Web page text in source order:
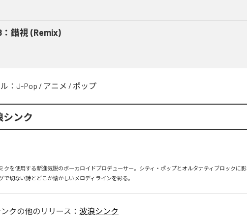
： 錯視 (Remix)
： J-Pop / アニメ / ポップ
シンク
クを使用する新進気鋭のボーカロイドプロデューサー。シティ・ポップとオルタナティブロックに
で切ない詩とどこか懐かしいメロディラインを彩る。
クの他のリリース： 波浪シンク